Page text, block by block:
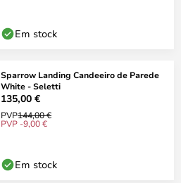
Em stock
Sparrow Landing Candeeiro de Parede
White - Seletti
135,00 €
PVP144,00 €
PVP -9,00 €
Em stock